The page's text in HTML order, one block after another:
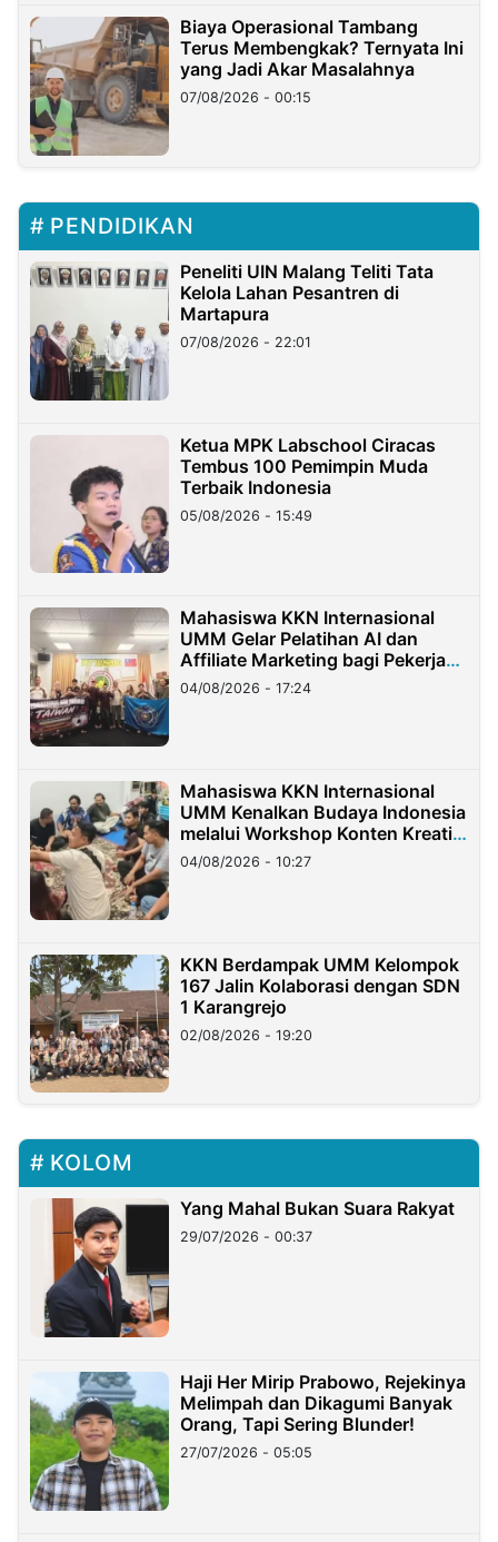
Biaya Operasional Tambang
Terus Membengkak? Ternyata Ini
yang Jadi Akar Masalahnya
07/08/2026 - 00:15
PENDIDIKAN
Peneliti UIN Malang Teliti Tata
Kelola Lahan Pesantren di
Martapura
07/08/2026 - 22:01
Ketua MPK Labschool Ciracas
Tembus 100 Pemimpin Muda
Terbaik Indonesia
05/08/2026 - 15:49
Mahasiswa KKN Internasional
UMM Gelar Pelatihan AI dan
Affiliate Marketing bagi Pekerja
Migran Indonesia di Taiwan
04/08/2026 - 17:24
Mahasiswa KKN Internasional
UMM Kenalkan Budaya Indonesia
melalui Workshop Konten Kreatif
di Taiwan
04/08/2026 - 10:27
KKN Berdampak UMM Kelompok
167 Jalin Kolaborasi dengan SDN
1 Karangrejo
02/08/2026 - 19:20
KOLOM
Yang Mahal Bukan Suara Rakyat
29/07/2026 - 00:37
Haji Her Mirip Prabowo, Rejekinya
Melimpah dan Dikagumi Banyak
Orang, Tapi Sering Blunder!
27/07/2026 - 05:05